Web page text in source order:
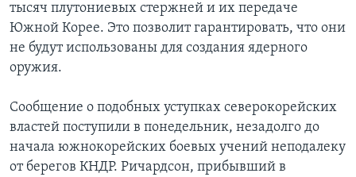
тысяч плутониевых стержней и их передаче
Южной Корее. Это позволит гарантировать, что они
не будут использованы для создания ядерного
оружия.
Сообщение о подобных уступках северокорейских
властей поступили в понедельник, незадолго до
начала южнокорейских боевых учений неподалеку
от берегов КНДР. Ричардсон, прибывший в